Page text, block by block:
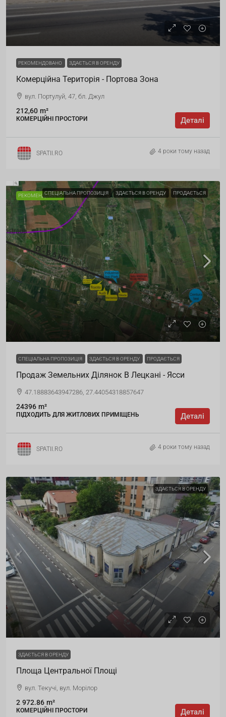
РЕКОМЕНДОВАНО ЗДАЄТЬСЯ В ОРЕНДУ
Комерційна Територія - Портова Зона
вул. Портулуй, 47, бл. Джул
212,60 m²
КОМЕРЦІЙНІ ПРОСТОРИ Деталі
SPATII.RO 4 роки тому назад
РЕКОМЕНДОВАНОСПЕЦІАЛЬНА ПРОПОЗИЦІЯ ЗДАЄТЬСЯ В ОРЕНДУ ПРОДАЄТЬСЯ
СПЕЦІАЛЬНА ПРОПОЗИЦІЯ ЗДАЄТЬСЯ В ОРЕНДУ ПРОДАЄТЬСЯ
Продаж Земельних Ділянок В Лецкані - Ясси
47.18883643947286, 27.44054318857647
24396 m²
ПІДХОДИТЬ ДЛЯ ЖИТЛОВИХ ПРИМІЩЕНЬ Деталі
SPATII.RO 4 роки тому назад
ЗДАЄТЬСЯ В ОРЕНДУ
ЗДАЄТЬСЯ В ОРЕНДУ
Площа Центральної Площі
вул. Текучі, вул. Морілор
2 972.86 m²
КОМЕРЦІЙНІ ПРОСТОРИ Деталі